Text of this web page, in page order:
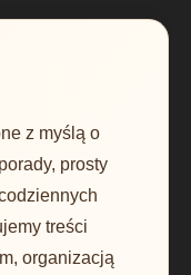
z myślą o
prosty
treści
organizacją